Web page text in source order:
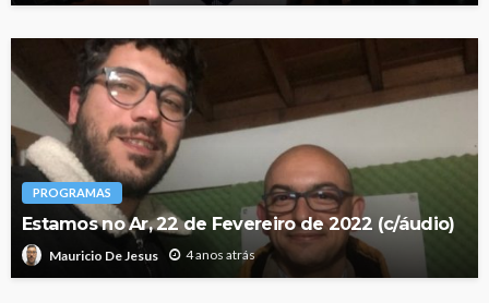
PROGRAMAS
Estamos no Ar, 22 de Fevereiro de 2022 (c/áudio)
Mauricio De Jesus 4 anos atrás